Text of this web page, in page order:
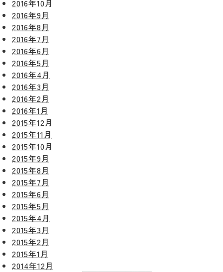
2016年10月
2016年9月
2016年8月
2016年7月
2016年6月
2016年5月
2016年4月
2016年3月
2016年2月
2016年1月
2015年12月
2015年11月
2015年10月
2015年9月
2015年8月
2015年7月
2015年6月
2015年5月
2015年4月
2015年3月
2015年2月
2015年1月
2014年12月